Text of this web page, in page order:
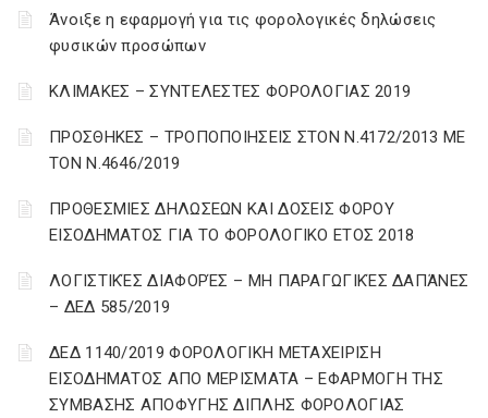
Άνοιξε η εφαρμογή για τις φορολογικές δηλώσεις
φυσικών προσώπων
ΚΛΙΜΑΚΕΣ – ΣΥΝΤΕΛΕΣΤΕΣ ΦΟΡΟΛΟΓΙΑΣ 2019
ΠΡΟΣΘΗΚΕΣ – ΤΡΟΠΟΠΟΙΗΣΕΙΣ ΣΤΟΝ Ν.4172/2013 ΜΕ
ΤΟΝ Ν.4646/2019
ΠΡΟΘΕΣΜΙΕΣ ΔΗΛΩΣΕΩΝ ΚΑΙ ΔΟΣΕΙΣ ΦΟΡΟΥ
ΕΙΣΟΔΗΜΑΤΟΣ ΓΙΑ ΤΟ ΦΟΡΟΛΟΓΙΚΟ ΕΤΟΣ 2018
ΛΟΓΙΣΤΙΚΈΣ ΔΙΑΦΟΡΈΣ – ΜΗ ΠΑΡΑΓΩΓΙΚΈΣ ΔΑΠΆΝΕΣ
– ΔΕΔ 585/2019
ΔΕΔ 1140/2019 ΦΟΡΟΛΟΓΙΚΗ ΜΕΤΑΧΕΙΡΙΣΗ
ΕΙΣΟΔΗΜΑΤΟΣ ΑΠΟ ΜΕΡΙΣΜΑΤΑ – ΕΦΑΡΜΟΓΗ ΤΗΣ
ΣΥΜΒΑΣΗΣ ΑΠΟΦΥΓΗΣ ΔΙΠΛΗΣ ΦΟΡΟΛΟΓΙΑΣ